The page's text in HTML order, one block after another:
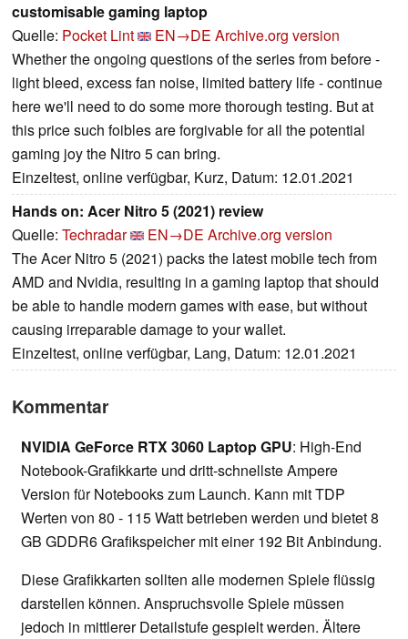
customisable gaming laptop
Quelle: Pocket Lint EN→DE Archive.org version
Whether the ongoing questions of the series from before -
light bleed, excess fan noise, limited battery life - continue
here we'll need to do some more thorough testing. But at
this price such foibles are forgivable for all the potential
gaming joy the Nitro 5 can bring.
Einzeltest, online verfügbar, Kurz, Datum: 12.01.2021
Hands on: Acer Nitro 5 (2021) review
Quelle: Techradar EN→DE Archive.org version
The Acer Nitro 5 (2021) packs the latest mobile tech from
AMD and Nvidia, resulting in a gaming laptop that should
be able to handle modern games with ease, but without
causing irreparable damage to your wallet.
Einzeltest, online verfügbar, Lang, Datum: 12.01.2021
Kommentar
NVIDIA GeForce RTX 3060 Laptop GPU: High-End
Notebook-Grafikkarte und dritt-schnellste Ampere
Version für Notebooks zum Launch. Kann mit TDP
Werten von 80 - 115 Watt betrieben werden und bietet 8
GB GDDR6 Grafikspeicher mit einer 192 Bit Anbindung.
Diese Grafikkarten sollten alle modernen Spiele flüssig
darstellen können. Anspruchsvolle Spiele müssen
jedoch in mittlerer Detailstufe gespielt werden. Ältere